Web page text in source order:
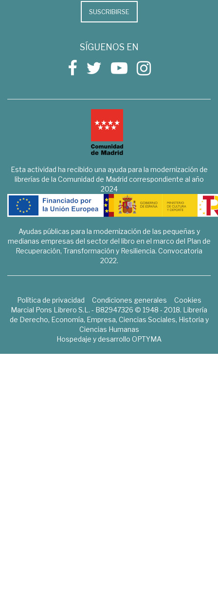
SUSCRIBIRSE
SÍGUENOS EN
Esta actividad ha recibido una ayuda para la modernización de
librerías de la Comunidad de Madrid correspondiente al año
2024
Ayudas públicas para la modernización de las pequeñas y
medianas empresas del sector del libro en el marco del Plan de
Recuperación, Transformación y Resiliencia. Convocatoria
2022.
Política de privacidad Condiciones generales
Cookies
Marcial Pons Librero S.L. - B82947326 © 1948 - 2018. Librería
de Derecho, Economía, Empresa, Ciencias Sociales, Historia y
Ciencias Humanas
Hospedaje y desarrollo OPTYMA